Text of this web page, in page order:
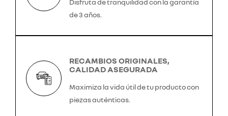
Disfruta de tranquilidad con la garantía
de 3 años.
RECAMBIOS ORIGINALES,
CALIDAD ASEGURADA
Maximiza la vida útil de tu producto con
piezas auténticas.